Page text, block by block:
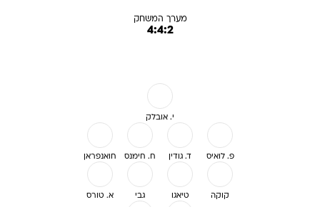
מערך המשחק
4:4:2
י. אובלק
חואנפראן ח. חימנס ד. גודין פ. לואיס
א. טורס גבי טיאגו קוקה